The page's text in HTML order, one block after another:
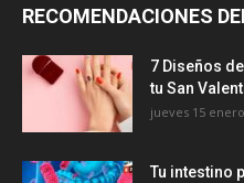
RECOMENDACIONES
7 Diseños
tu San
jueves 15
Tu intestino